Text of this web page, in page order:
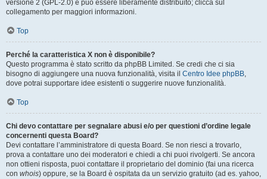
versione 2 (GPL-2.0) e può essere liberamente distribuito; clicca sul
collegamento per maggiori informazioni.
Top
Perché la caratteristica X non è disponibile?
Questo programma è stato scritto da phpBB Limited. Se credi che ci sia
bisogno di aggiungere una nuova funzionalità, visita il Centro Idee phpBB,
dove potrai supportare idee esistenti o suggerire nuove funzionalità.
Top
Chi devo contattare per segnalare abusi e/o per questioni d’ordine legale
concernenti questa Board?
Devi contattare l’amministratore di questa Board. Se non riesci a trovarlo,
prova a contattare uno dei moderatori e chiedi a chi puoi rivolgerti. Se ancora
non ottieni risposta, puoi contattare il proprietario del dominio (fai una ricerca
con whois) oppure, se la Board è ospitata da un servizio gratuito (ad es. yahoo,